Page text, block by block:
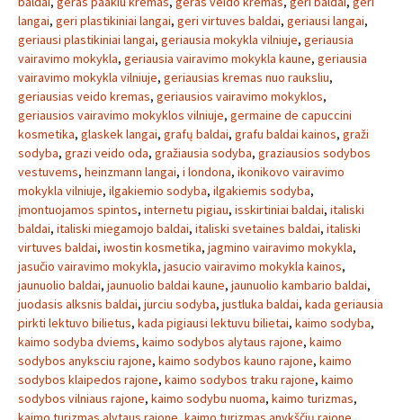
langai, geri plastikiniai langai, geri virtuves baldai, geriausi langai,
geriausi plastikiniai langai, geriausia mokykla vilniuje, geriausia
vairavimo mokykla, geriausia vairavimo mokykla kaune, geriausia
vairavimo mokykla vilniuje, geriausias kremas nuo rauksliu,
geriausias veido kremas, geriausios vairavimo mokyklos,
geriausios vairavimo mokyklos vilniuje, germaine de capuccini
kosmetika, glaskek langai, grafų baldai, grafu baldai kainos, graži
sodyba, grazi veido oda, gražiausia sodyba, graziausios sodybos
vestuvems, heinzmann langai, i londona, ikonikovo vairavimo
mokykla vilniuje, ilgakiemio sodyba, ilgakiemis sodyba,
įmontuojamos spintos, internetu pigiau, isskirtiniai baldai, italiski
baldai, italiski miegamojo baldai, italiski svetaines baldai, italiski
virtuves baldai, iwostin kosmetika, jagmino vairavimo mokykla,
jasučio vairavimo mokykla, jasucio vairavimo mokykla kainos,
jaunuolio baldai, jaunuolio baldai kaune, jaunuolio kambario baldai,
juodasis alksnis baldai, jurciu sodyba, justluka baldai, kada geriausia
pirkti lektuvo bilietus, kada pigiausi lektuvu bilietai, kaimo sodyba,
kaimo sodyba dviems, kaimo sodybos alytaus rajone, kaimo
sodybos anyksciu rajone, kaimo sodybos kauno rajone, kaimo
sodybos klaipedos rajone, kaimo sodybos traku rajone, kaimo
sodybos vilniaus rajone, kaimo sodybu nuoma, kaimo turizmas,